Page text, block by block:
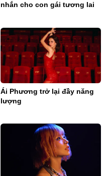
nhắn cho con gái tương lai
Ái Phương trở lại đầy năng
lượng